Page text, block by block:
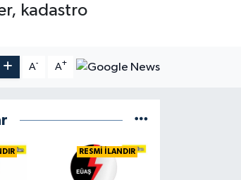
kadastro
A- A+
RESMİ İLANDIR